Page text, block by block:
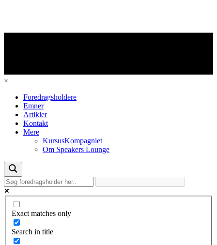
×
Foredragsholdere
Emner
Artikler
Kontakt
Mere
KursusKompagniet
Om Speakers Lounge
Exact matches only
Search in title